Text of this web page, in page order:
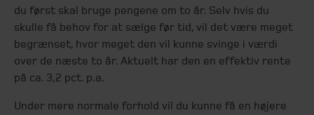
du først skal bruge pengene om to år. Selv hvis du
skulle få behov for at sælge før tid, vil det være meget
begrænset, hvor meget den vil kunne svinge i værdi
over de næste to år. Aktuelt har den en effektiv rente
på ca. 3,2 pct. p.a.
Under mere normale forhold vil du kunne få en højere